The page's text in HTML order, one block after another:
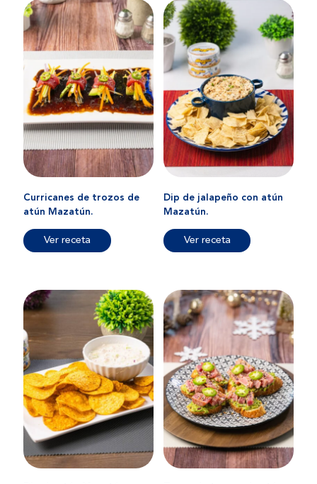
Curricanes de trozos de
atún Mazatún.
Ver receta
Dip de jalapeño con atún
Mazatún.
Ver receta